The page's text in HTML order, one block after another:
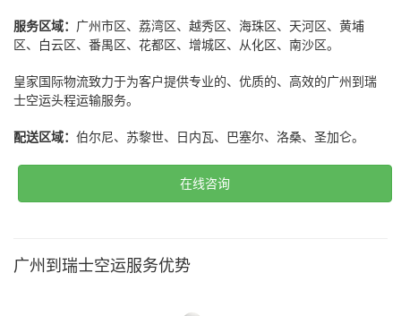
服务区域： 广州市区、荔湾区、越秀区、海珠区、天河区、黄埔
区、白云区、番禺区、花都区、增城区、从化区、南沙区。
皇家国际物流致力于为客户提供专业的、优质的、高效的广州到瑞
士空运头程运输服务。
配送区域： 伯尔尼、苏黎世、日内瓦、巴塞尔、洛桑、圣加仑。
在线咨询
广州到瑞士空运服务优势